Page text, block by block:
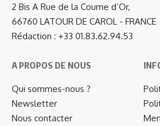
2 Bis A Rue de la Coume d’Or,
66760 LATOUR DE CAROL - FRANCE
Rédaction : +33 01.83.62.94.53
A PROPOS DE NOUS
Qui sommes-nous ?
Newsletter
Nous contacter